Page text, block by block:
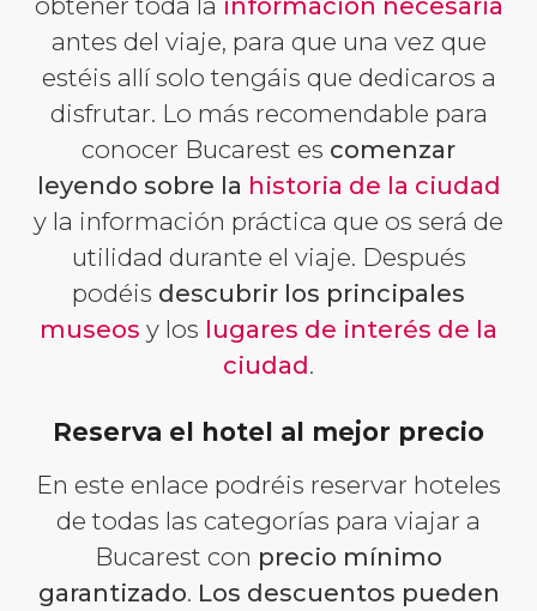
antes del viaje, para que una vez que
estéis allí solo tengáis que dedicaros a
disfrutar. Lo más recomendable para
conocer Bucarest es comenzar
leyendo sobre la historia de la ciudad
y la información práctica que os será de
utilidad durante el viaje. Después
podéis descubrir los principales
museos y los lugares de interés de la
ciudad.
Reserva el hotel al mejor precio
En este enlace podréis reservar hoteles
de todas las categorías para viajar a
Bucarest con precio mínimo
garantizado. Los descuentos pueden